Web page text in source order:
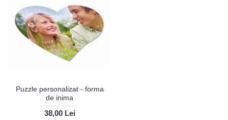
Puzzle personalizat - forma
de inima
38,00 Lei